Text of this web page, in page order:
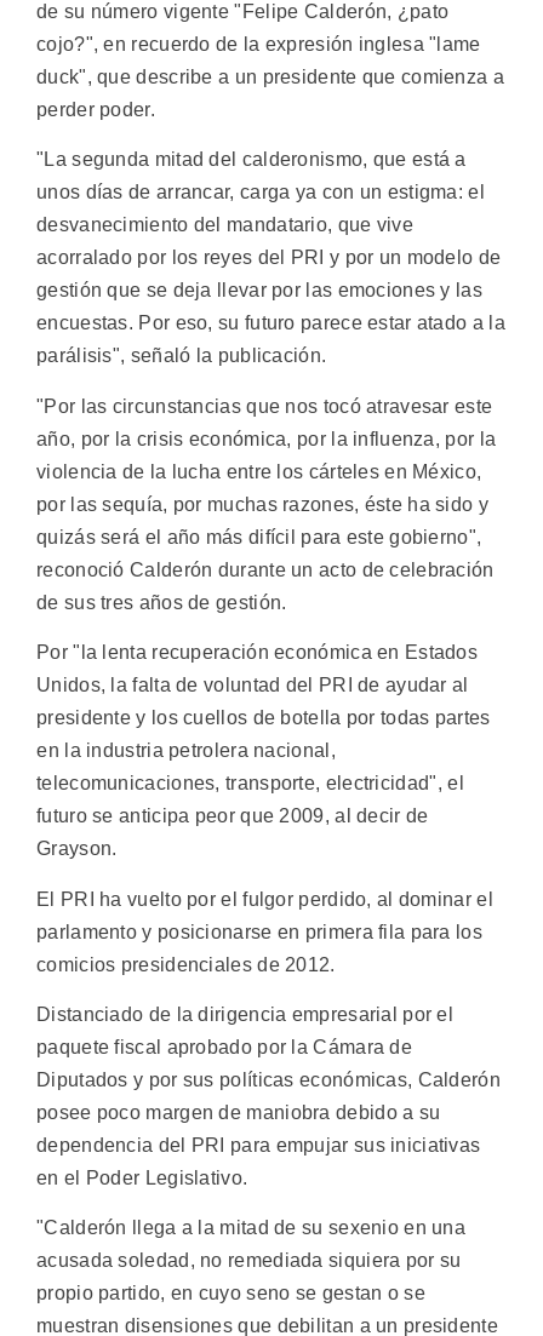
de su número vigente "Felipe Calderón, ¿pato
cojo?", en recuerdo de la expresión inglesa "lame
duck", que describe a un presidente que comienza a
perder poder.
"La segunda mitad del calderonismo, que está a
unos días de arrancar, carga ya con un estigma: el
desvanecimiento del mandatario, que vive
acorralado por los reyes del PRI y por un modelo de
gestión que se deja llevar por las emociones y las
encuestas. Por eso, su futuro parece estar atado a la
parálisis", señaló la publicación.
"Por las circunstancias que nos tocó atravesar este
año, por la crisis económica, por la influenza, por la
violencia de la lucha entre los cárteles en México,
por las sequía, por muchas razones, éste ha sido y
quizás será el año más difícil para este gobierno",
reconoció Calderón durante un acto de celebración
de sus tres años de gestión.
Por "la lenta recuperación económica en Estados
Unidos, la falta de voluntad del PRI de ayudar al
presidente y los cuellos de botella por todas partes
en la industria petrolera nacional,
telecomunicaciones, transporte, electricidad", el
futuro se anticipa peor que 2009, al decir de
Grayson.
El PRI ha vuelto por el fulgor perdido, al dominar el
parlamento y posicionarse en primera fila para los
comicios presidenciales de 2012.
Distanciado de la dirigencia empresarial por el
paquete fiscal aprobado por la Cámara de
Diputados y por sus políticas económicas, Calderón
posee poco margen de maniobra debido a su
dependencia del PRI para empujar sus iniciativas
en el Poder Legislativo.
"Calderón llega a la mitad de su sexenio en una
acusada soledad, no remediada siquiera por su
propio partido, en cuyo seno se gestan o se
muestran disensiones que debilitan a un presidente